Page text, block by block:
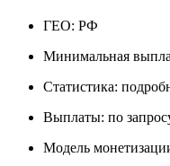
ГЕО: РФ
Минимальная
Статистика:
Выплаты: по
Модель